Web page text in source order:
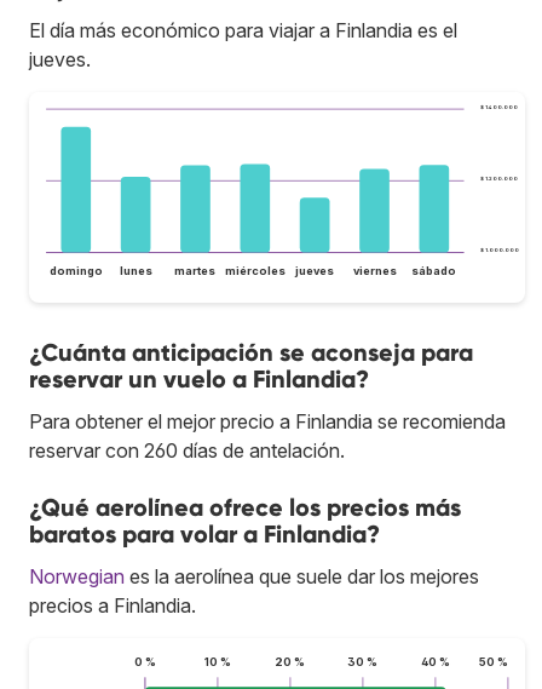
El día más económico para viajar a Finlandia es el
jueves.
$ 1.000.000
$ 1.200.000
$ 1.400.000
domingo lunes martes miércoles jueves viernes sábado
¿Cuánta anticipación se aconseja para
reservar un vuelo a Finlandia?
Para obtener el mejor precio a Finlandia se recomienda
reservar con 260 días de antelación.
¿Qué aerolínea ofrece los precios más
baratos para volar a Finlandia?
Norwegian es la aerolínea que suele dar los mejores
precios a Finlandia.
0 % 10 % 20 % 30 % 40 % 50 %